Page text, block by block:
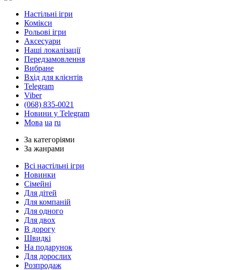
Настільні ігри
Комікси
Рольові ігри
Аксесуари
Наші локалізації
Передзамовлення
Вибране
Вхід для клієнтів
Telegram
Viber
(068) 835-0021
Новини у Telegram
Мова ua ru
За категоріями
За жанрами
Всі настільні ігри
Новинки
Сімейні
Для дітей
Для компаній
Для одного
Для двох
В дорогу
Швидкі
На подарунок
Для дорослих
Розпродаж